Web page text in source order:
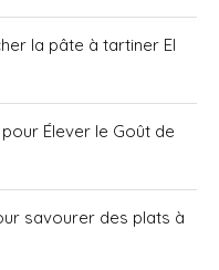
la pâte à tartiner El
Élever le Goût de
savourer des plats à